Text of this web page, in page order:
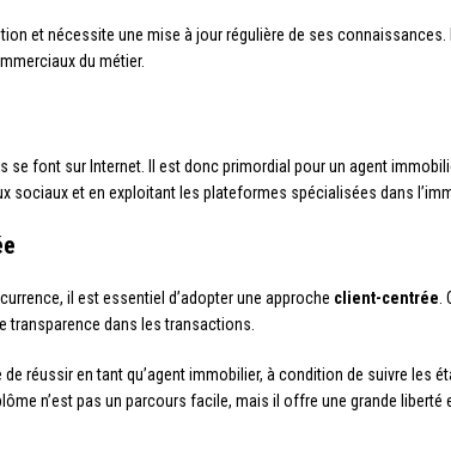
et nécessite une mise à jour régulière de ses
du métier.
se font sur Internet. Il est donc primordial pour un agent
sociaux et en exploitant les plateformes spécialisées dans
il est essentiel d’adopter une approche client-centrée
transparence dans les transactions.
réussir en tant qu’agent immobilier, à condition de suivre les
n’est pas un parcours facile, mais il offre une grande